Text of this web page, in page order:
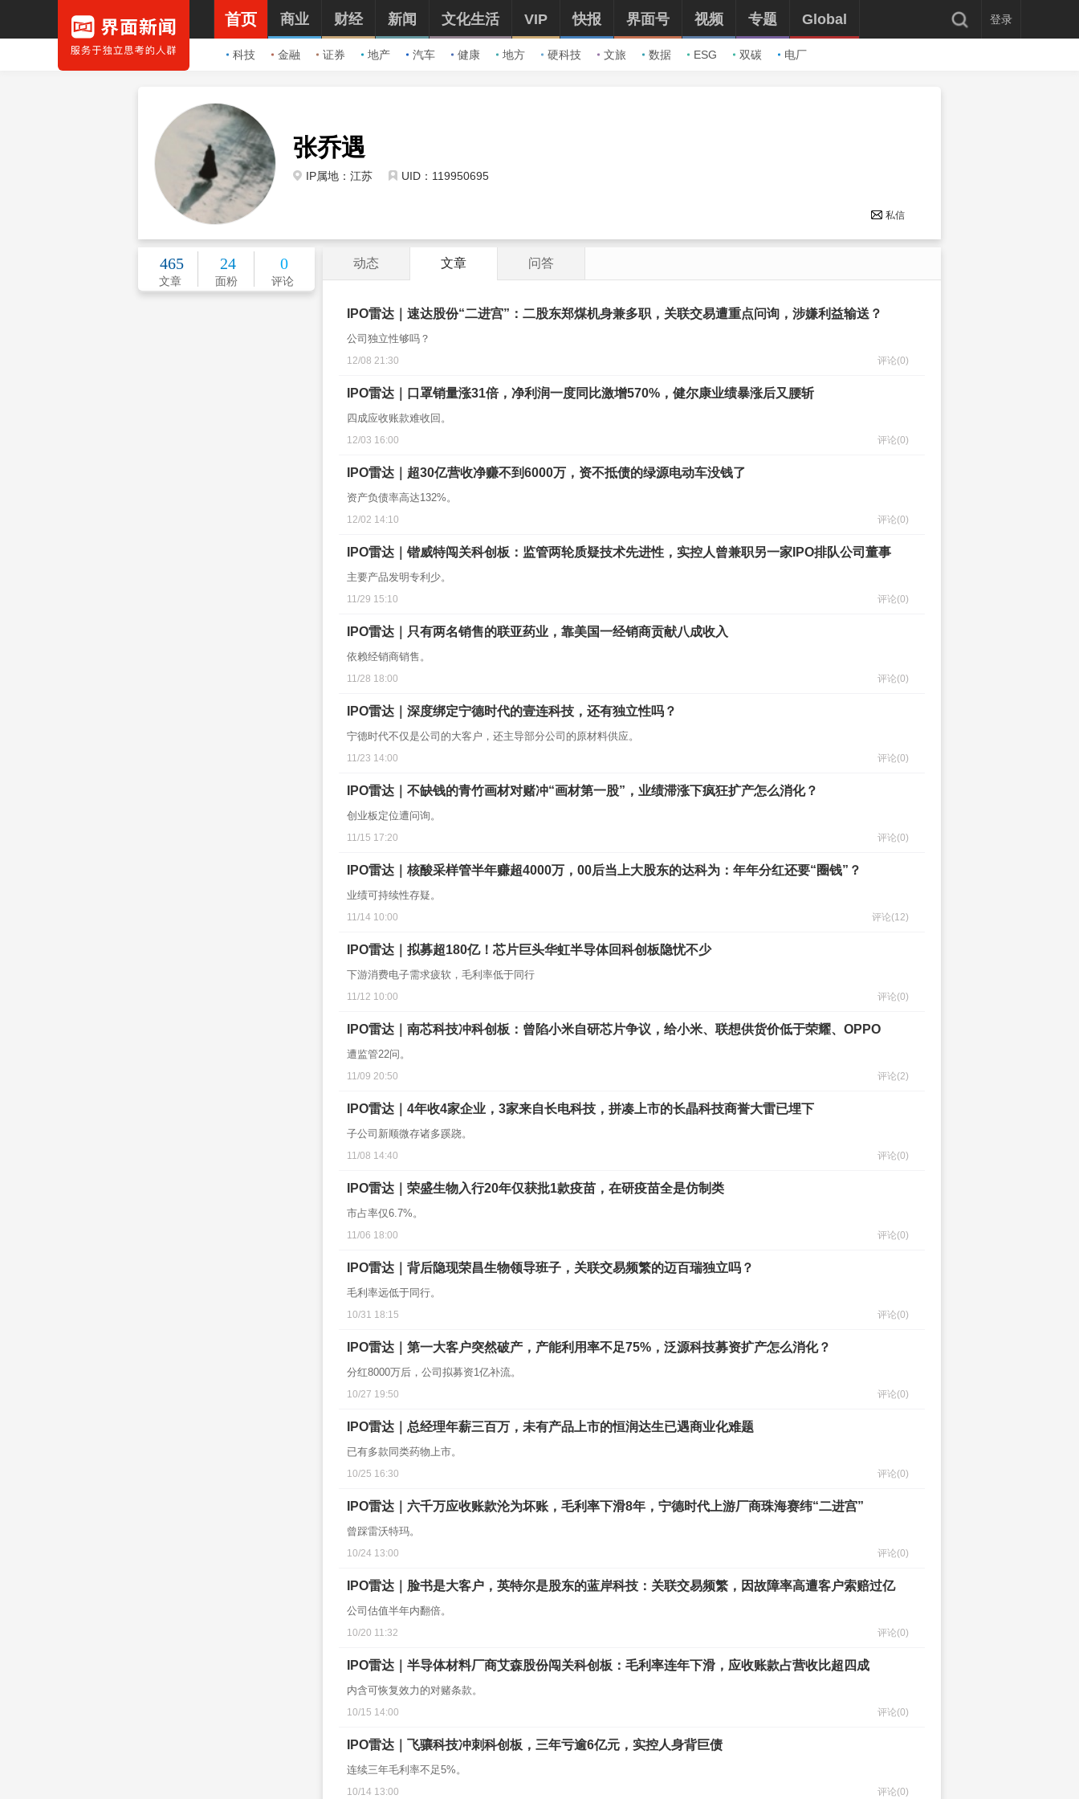
首页
科技 金融 证券 地产 汽车 健康 地方 硬科技 文旅 数据 ESG 双碳 电厂
商业 财经 新闻 文化生活 VIP 快报 界面号 视频 专题 Global 登录
张乔遇
IP属地：江苏 UID：119950695
私信
465
文章
24
面粉
0
评论
动态 文章 问答
IPO雷达｜速达股份“二进宫”：二股东郑煤机身兼多职，关联交易遭重点问询，涉嫌利益输送？
公司独立性够吗？
12/08 21:30 评论(0)
IPO雷达｜口罩销量涨31倍，净利润一度同比激增570%，健尔康业绩暴涨后又腰斩
四成应收账款难收回。
12/03 16:00 评论(0)
IPO雷达｜超30亿营收净赚不到6000万，资不抵债的绿源电动车没钱了
资产负债率高达132%。
12/02 14:10 评论(0)
IPO雷达｜锴威特闯关科创板：监管两轮质疑技术先进性，实控人曾兼职另一家IPO排队公司董事
主要产品发明专利少。
11/29 15:10 评论(0)
IPO雷达｜只有两名销售的联亚药业，靠美国一经销商贡献八成收入
依赖经销商销售。
11/28 18:00 评论(0)
IPO雷达｜深度绑定宁德时代的壹连科技，还有独立性吗？
宁德时代不仅是公司的大客户，还主导部分公司的原材料供应。
11/23 14:00 评论(0)
IPO雷达｜不缺钱的青竹画材对赌冲“画材第一股”，业绩滞涨下疯狂扩产怎么消化？
创业板定位遭问询。
11/15 17:20 评论(0)
IPO雷达｜核酸采样管半年赚超4000万，00后当上大股东的达科为：年年分红还要“圈钱”？
业绩可持续性存疑。
11/14 10:00 评论(12)
IPO雷达｜拟募超180亿！芯片巨头华虹半导体回科创板隐忧不少
下游消费电子需求疲软，毛利率低于同行
11/12 10:00 评论(0)
IPO雷达｜南芯科技冲科创板：曾陷小米自研芯片争议，给小米、联想供货价低于荣耀、OPPO
遭监管22问。
11/09 20:50 评论(2)
IPO雷达｜4年收4家企业，3家来自长电科技，拼凑上市的长晶科技商誉大雷已埋下
子公司新顺微存诸多蹊跷。
11/08 14:40 评论(0)
IPO雷达｜荣盛生物入行20年仅获批1款疫苗，在研疫苗全是仿制类
市占率仅6.7%。
11/06 18:00 评论(0)
IPO雷达｜背后隐现荣昌生物领导班子，关联交易频繁的迈百瑞独立吗？
毛利率远低于同行。
10/31 18:15 评论(0)
IPO雷达｜第一大客户突然破产，产能利用率不足75%，泛源科技募资扩产怎么消化？
分红8000万后，公司拟募资1亿补流。
10/27 19:50 评论(0)
IPO雷达｜总经理年薪三百万，未有产品上市的恒润达生已遇商业化难题
已有多款同类药物上市。
10/25 16:30 评论(0)
IPO雷达｜六千万应收账款沦为坏账，毛利率下滑8年，宁德时代上游厂商珠海赛纬“二进宫”
曾踩雷沃特玛。
10/24 13:00 评论(0)
IPO雷达｜脸书是大客户，英特尔是股东的蓝岸科技：关联交易频繁，因故障率高遭客户索赔过亿
公司估值半年内翻倍。
10/20 11:32 评论(0)
IPO雷达｜半导体材料厂商艾森股份闯关科创板：毛利率连年下滑，应收账款占营收比超四成
内含可恢复效力的对赌条款。
10/15 14:00 评论(0)
IPO雷达｜飞骧科技冲刺科创板，三年亏逾6亿元，实控人身背巨债
连续三年毛利率不足5%。
10/14 13:00 评论(0)